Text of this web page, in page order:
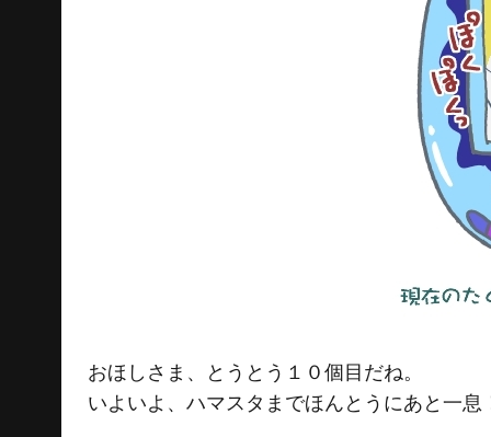
おほしさま、とうとう１０個目だね。
いよいよ、ハマスタまでほんとうにあと一息